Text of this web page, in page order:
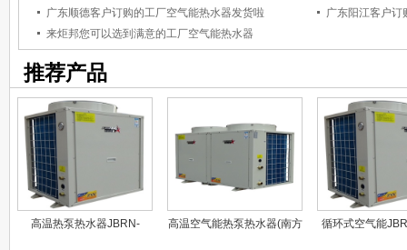
广东顺德客户订购的工厂空气能热水器发货啦
广东阳江客户订
来炬邦您可以选到满意的工厂空气能热水器
推荐产品
高温热泵热水器JBRN-
高温空气能热泵热水器(南方
循环式空气能